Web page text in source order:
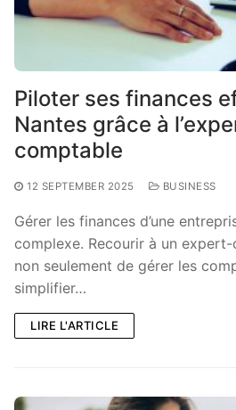
Piloter ses finances
Nantes grâce à
comptable
12 SEPTEMBER 2025 BUSINESS
Gérer les finances d’une
complexe. Recourir à un
non seulement de gérer les
simplifier…
LIRE L'ARTICLE